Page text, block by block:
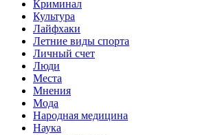
Криминал
Культура
Лайфхаки
Летние виды спорта
Личный счет
Люди
Места
Мнения
Мода
Народная медицина
Наука